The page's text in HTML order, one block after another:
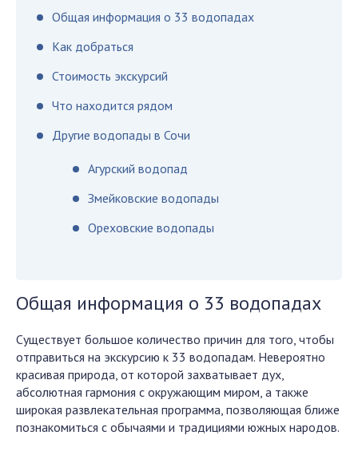
Общая информация о 33 водопадах
Как добраться
Стоимость экскурсий
Что находится рядом
Другие водопады в Сочи
Агурский водопад
Змейковские водопады
Ореховские водопады
Общая информация о 33 водопадах
Существует большое количество причин для того, чтобы
отправиться на экскурсию к 33 водопадам. Невероятно
красивая природа, от которой захватывает дух,
абсолютная гармония с окружающим миром, а также
широкая развлекательная программа, позволяющая ближе
познакомиться с обычаями и традициями южных народов.